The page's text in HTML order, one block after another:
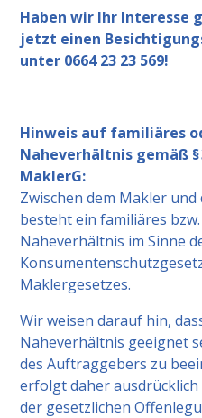
Haben wir Ihr Interesse
jetzt einen
unter 0664 23 23 569!
Hinweis auf familiäres
Naheverhältnis gemäß §
MaklerG:
Zwischen dem Makler
besteht ein familiäres
Naheverhältnis im Sinne
Maklergesetzes.
Wir weisen darauf hin,
Naheverhältnis geeignet
des Auftraggebers zu
erfolgt daher
der gesetzlichen